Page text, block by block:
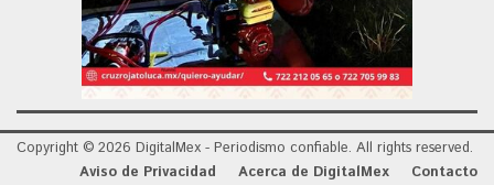
Copyright © 2026 DigitalMex - Periodismo confiable. All rights reserved.
Aviso de Privacidad
Acerca de DigitalMex Contacto